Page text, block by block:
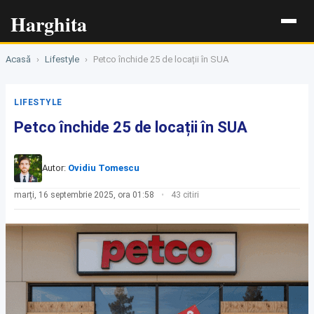
Harghita
Acasă › Lifestyle › Petco închide 25 de locații în SUA
LIFESTYLE
Petco închide 25 de locații în SUA
Autor: Ovidiu Tomescu
marți, 16 septembrie 2025, ora 01:58 43 citiri